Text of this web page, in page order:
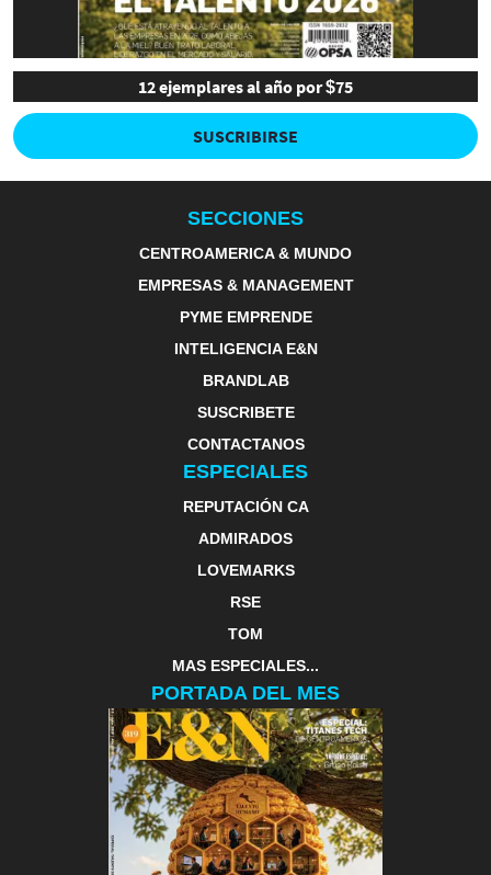
12 ejemplares al año por $75
SUSCRIBIRSE
SECCIONES
CENTROAMERICA & MUNDO
EMPRESAS & MANAGEMENT
PYME EMPRENDE
INTELIGENCIA E&N
BRANDLAB
SUSCRIBETE
CONTACTANOS
ESPECIALES
REPUTACIÓN CA
ADMIRADOS
LOVEMARKS
RSE
TOM
MAS ESPECIALES...
PORTADA DEL MES